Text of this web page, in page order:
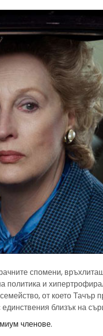
спомени,
политика и
от което Тачър
близък на
членове.